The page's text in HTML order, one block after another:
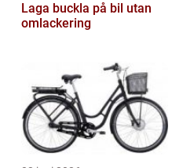
Laga buckla på bil utan
omlackering